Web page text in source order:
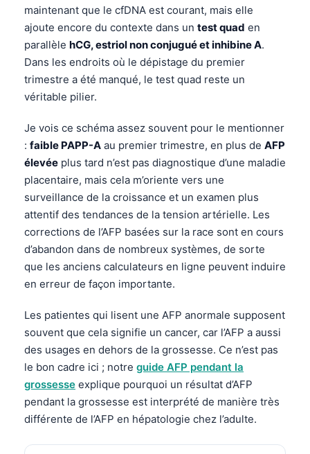
maintenant que le cfDNA est courant, mais elle
ajoute encore du contexte dans un test quad en
parallèle hCG, estriol non conjugué et inhibine A.
Dans les endroits où le dépistage du premier
trimestre a été manqué, le test quad reste un
véritable pilier.
Je vois ce schéma assez souvent pour le mentionner
: faible PAPP-A au premier trimestre, en plus de AFP
élevée plus tard n’est pas diagnostique d’une maladie
placentaire, mais cela m’oriente vers une
surveillance de la croissance et un examen plus
attentif des tendances de la tension artérielle. Les
corrections de l’AFP basées sur la race sont en cours
d’abandon dans de nombreux systèmes, de sorte
que les anciens calculateurs en ligne peuvent induire
en erreur de façon importante.
Les patientes qui lisent une AFP anormale supposent
souvent que cela signifie un cancer, car l’AFP a aussi
des usages en dehors de la grossesse. Ce n’est pas
le bon cadre ici ; notre guide AFP pendant la
grossesse explique pourquoi un résultat d’AFP
pendant la grossesse est interprété de manière très
différente de l’AFP en hépatologie chez l’adulte.
Türkçe
Română
简体中文
Български
Dansk
Nederlands
हिन्दी
Bahasa Indonesia
Հայերեն
Íslenska
Српски језик
Svenska
Bosanski
Azərbaycan dili
Eesti
日本語
Čeština
ქართული
Русский